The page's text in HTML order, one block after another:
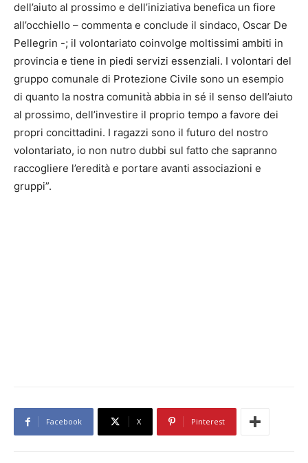
dell’aiuto al prossimo e dell’iniziativa benefica un fiore
all’occhiello – commenta e conclude il sindaco, Oscar De
Pellegrin -; il volontariato coinvolge moltissimi ambiti in
provincia e tiene in piedi servizi essenziali. I volontari del
gruppo comunale di Protezione Civile sono un esempio
di quanto la nostra comunità abbia in sé il senso dell’aiuto
al prossimo, dell’investire il proprio tempo a favore dei
propri concittadini. I ragazzi sono il futuro del nostro
volontariato, io non nutro dubbi sul fatto che sapranno
raccogliere l’eredità e portare avanti associazioni e
gruppi”.
Facebook X Pinterest